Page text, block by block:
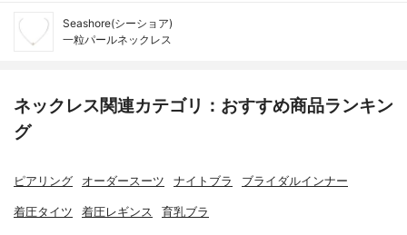
Seashore(シーショア)
一粒パールネックレス
ネックレス関連カテゴリ：おすすめ商品ランキン
グ
ピアリング オーダースーツ ナイトブラ ブライダルインナー
着圧タイツ 着圧レギンス 育乳ブラ